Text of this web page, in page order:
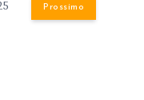
Prossimo